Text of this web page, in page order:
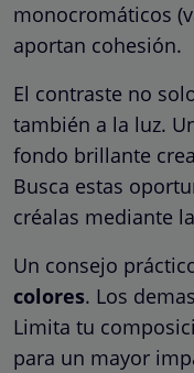
monocromáticos
aportan cohesión.
El contraste no
también a la luz.
fondo brillante
Busca estas
créalas mediante
Un consejo
colores. Los
Limita tu
para un mayor